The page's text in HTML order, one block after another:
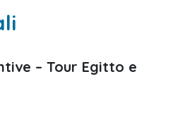
– Tour Egitto e